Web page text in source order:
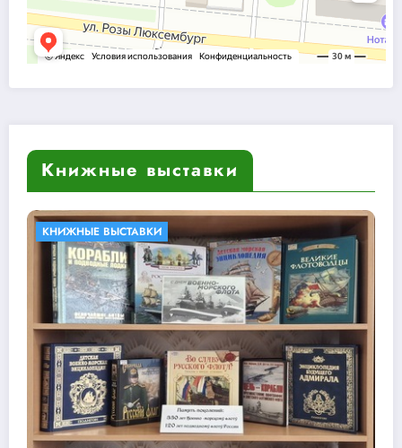
Книжные выставки
БИБЛИОТЕКИ В КНИГАХ КНИЖНЫЕ ВЫСТАВКИ